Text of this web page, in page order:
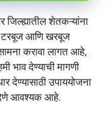
शेतकऱ्यांना
टरबूज आणि खरबूज
करावा लागत आहे,
भाव देण्याची मागणी
उपाययोजना
देणे आवश्यक आहे.